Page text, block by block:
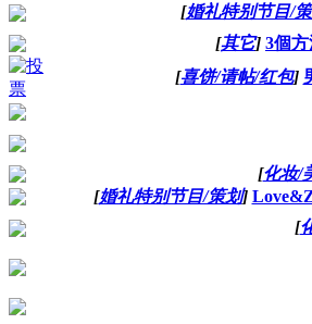
[婚礼特别节目/
[其它] 3個
[喜饼/请帖/红包]
[化妆/
[婚礼特别节目/策划]
[